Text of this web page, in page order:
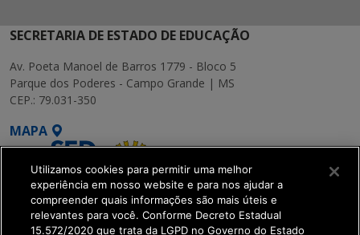
SECRETARIA DE ESTADO DE EDUCAÇÃO
Av. Poeta Manoel de Barros 1779 - Bloco 5
Parque dos Poderes - Campo Grande | MS
CEP.: 79.031-350
MAPA
Utilizamos cookies para permitir uma melhor
experiência em nosso website e para nos ajudar a
compreender quais informações são mais úteis e
relevantes para você. Conforme Decreto Estadual
15.572/2020 que trata da LGPD no Governo do Estado